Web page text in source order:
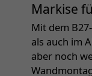
Markise
Mit dem
als auch im
aber noch